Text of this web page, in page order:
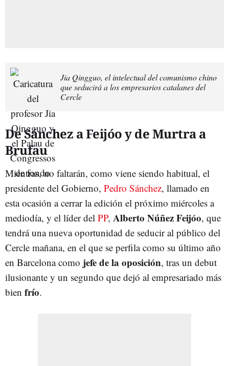
Jia Qingguo, el intelectual del comunismo chino
que seducirá a los empresarios catalanes del
Cercle
De Sánchez a Feijóo y de Murtra a
Brufau
Mientras, no faltarán, como viene siendo habitual, el
presidente del Gobierno, Pedro Sánchez, llamado en
esta ocasión a cerrar la edición el próximo miércoles a
mediodía, y el líder del PP, Alberto Núñez Feijóo, que
tendrá una nueva oportunidad de seducir al público del
Cercle mañana, en el que se perfila como su último año
en Barcelona como jefe de la oposición, tras un debut
ilusionante y un segundo que dejó al empresariado más
bien frío.